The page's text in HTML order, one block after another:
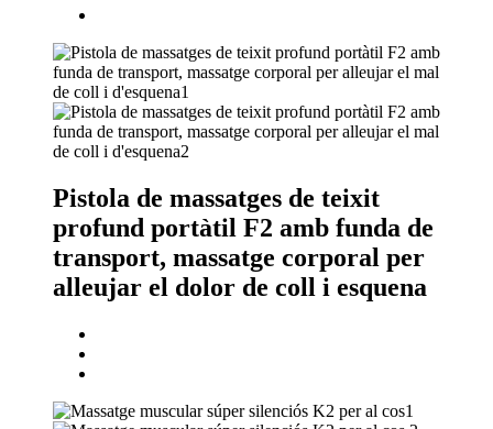
Pistola de massatges de teixit
profund portàtil F2 amb funda de
transport, massatge corporal per
alleujar el dolor de coll i esquena